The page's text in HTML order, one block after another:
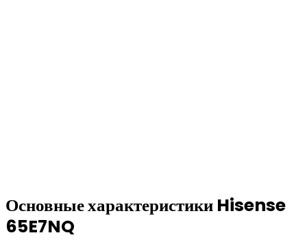
Основные характеристики Hisense
65E7NQ